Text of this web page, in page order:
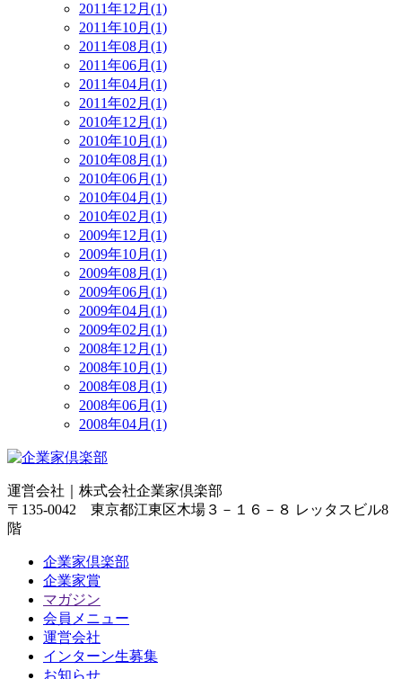
2011年12月(1)
2011年10月(1)
2011年08月(1)
2011年06月(1)
2011年04月(1)
2011年02月(1)
2010年12月(1)
2010年10月(1)
2010年08月(1)
2010年06月(1)
2010年04月(1)
2010年02月(1)
2009年12月(1)
2009年10月(1)
2009年08月(1)
2009年06月(1)
2009年04月(1)
2009年02月(1)
2008年12月(1)
2008年10月(1)
2008年08月(1)
2008年06月(1)
2008年04月(1)
運営会社｜ 株式会社企業家倶楽部
〒135-0042 東京都江東区木場３－１６－８ レッタスビル8
階
企業家倶楽部
企業家賞
マガジン
会員メニュー
運営会社
インターン生募集
お知らせ